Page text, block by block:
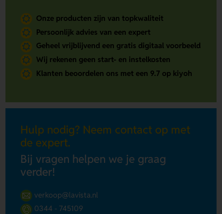
Onze producten zijn van topkwaliteit
Persoonlijk advies van een expert
Geheel vrijblijvend een gratis digitaal voorbeeld
Wij rekenen geen start- en instelkosten
Klanten beoordelen ons met een 9.7 op kiyoh
Hulp nodig? Neem contact op met
de expert.
Bij vragen helpen we je graag
verder!
verkoop@lavista.nl
0344 - 745109